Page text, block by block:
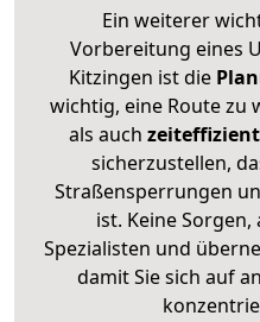
Ein weiterer
Vorbereitung eines
Kitzingen ist die
wichtig, eine Route zu
als auch zeiteffizient
sicherzustellen,
Straßensperrungen
ist. Keine
Spezialisten und
damit Sie sich auf